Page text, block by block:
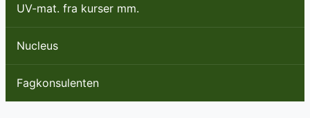
UV-mat. fra kurser mm.
Nucleus
Fagkonsulenten